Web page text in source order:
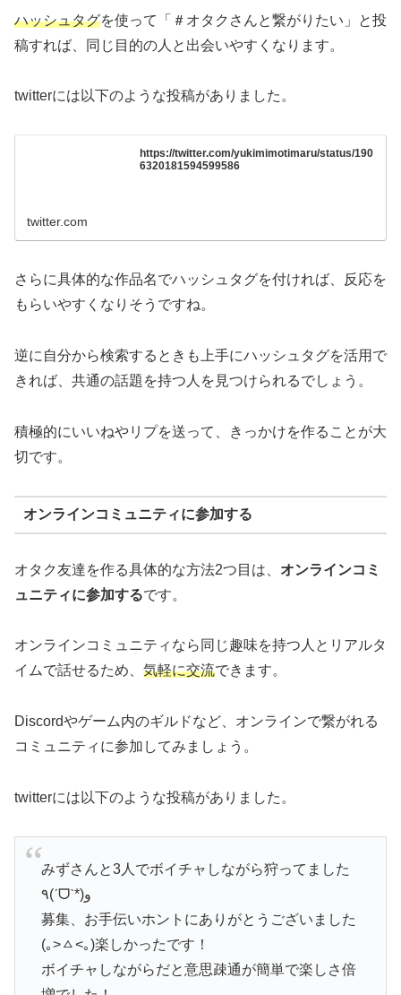
ハッシュタグを使って「＃オタクさんと繋がりたい」と投
稿すれば、同じ目的の人と出会いやすくなります。
twitterには以下のような投稿がありました。
https://twitter.com/yukimimotimaru/status/190
6320181594599586
twitter.com
さらに具体的な作品名でハッシュタグを付ければ、反応を
もらいやすくなりそうですね。
逆に自分から検索するときも上手にハッシュタグを活用で
きれば、共通の話題を持つ人を見つけられるでしょう。
積極的にいいねやリプを送って、きっかけを作ることが大
切です。
オンラインコミュニティに参加する
オタク友達を作る具体的な方法2つ目は、 オンラインコミ
ュニティに参加するです。
オンラインコミュニティなら同じ趣味を持つ人とリアルタ
イムで話せるため、 気軽に交流できます。
Discordやゲーム内のギルドなど、オンラインで繋がれる
コミュニティに参加してみましょう。
twitterには以下のような投稿がありました。
みずさんと3人でボイチャしながら狩ってました
٩(ˊᗜˋ*)و
募集、お手伝いホントにありがとうございました
(｡>ㅿ<｡)楽しかったです！
ボイチャしながらだと意思疎通が簡単で楽しさ倍